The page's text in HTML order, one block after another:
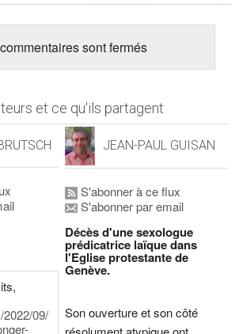
sont fermés
et ce qu'ils partagent
09/
JEAN-PAUL GUISAN
S'abonner à ce flux
S'abonner par email
Décès d'une sexologue
prédicatrice laïque dans
l'Eglise protestante de
Genève.
Son ouverture et son côté